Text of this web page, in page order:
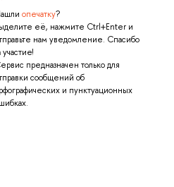
опечатку?
её, нажмите Ctrl+Enter и
нам уведомление. Спасибо
участие!
предназначен только для
сообщений об
и пунктуационных